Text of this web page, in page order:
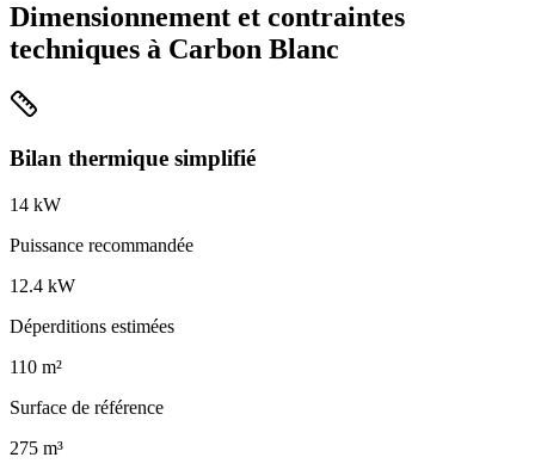
Dimensionnement et contraintes
techniques à Carbon Blanc
Bilan thermique simplifié
14 kW
Puissance recommandée
12.4 kW
Déperditions estimées
110 m²
Surface de référence
275 m³